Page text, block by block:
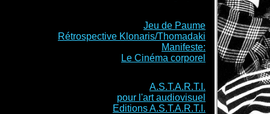
Jeu de Paume
Rétrospective Klonaris/Thomadaki
Manifeste:
Le Cinéma corporel
A.S.T.A.R.T.I.
pour l'art audiovisuel
Editions A.S.T.A.R.T.I.